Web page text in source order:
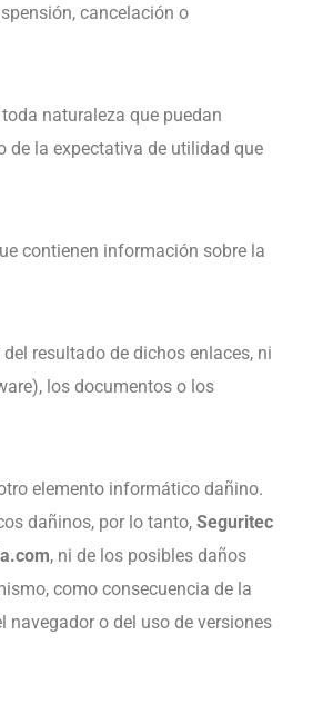
cancelación o
naturaleza que puedan
de la expectativa de utilidad que
contienen información sobre la
resultado de dichos enlaces, ni
los documentos o los
elemento informático dañino.
dañinos, por lo tanto, Seguritec
, ni de los posibles daños
como consecuencia de la
o del uso de versiones